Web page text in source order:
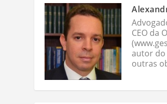
CEO da
autor do
outras